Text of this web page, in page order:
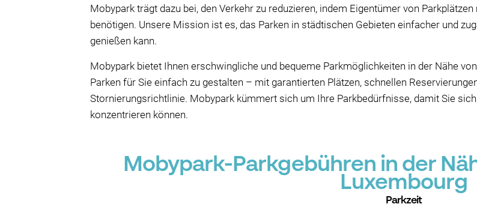
Mobypark trägt dazu bei, den Verkehr zu reduzieren, indem Eigentümer von
benötigen. Unsere Mission ist es, das Parken in städtischen Gebieten einfacher und
genießen kann.
Mobypark bietet Ihnen erschwingliche und bequeme Parkmöglichkeiten in der Nähe
Parken für Sie einfach zu gestalten – mit garantierten Plätzen, schnellen
Stornierungsrichtlinie. Mobypark kümmert sich um Ihre Parkbedürfnisse, damit Sie
konzentrieren können.
Mobypark-Parkgebühren in der
Luxembourg
Parkzeit